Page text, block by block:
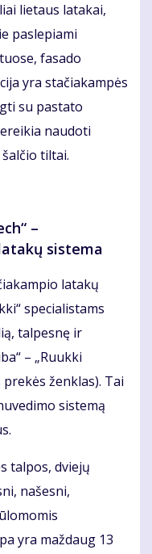
lietaus latakai,
paslepiami
fasado
yra stačiakampės
su pastato
naudoti
tiltai.
–
sistema
latakų
specialistams
talpesnę ir
– „Ruukki
ženklas). Tai
sistemą
talpos, dviejų
našesni,
yra maždaug 13